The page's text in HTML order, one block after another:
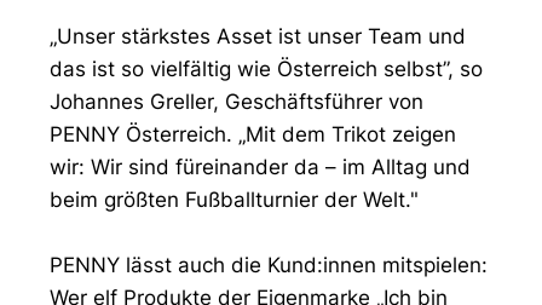
„Unser stärkstes Asset ist unser Team und
das ist so vielfältig wie Österreich selbst”, so
Johannes Greller, Geschäftsführer von
PENNY Österreich. „Mit dem Trikot zeigen
wir: Wir sind füreinander da – im Alltag und
beim größten Fußballturnier der Welt."
PENNY lässt auch die Kund:innen mitspielen:
Wer elf Produkte der Eigenmarke „Ich bin